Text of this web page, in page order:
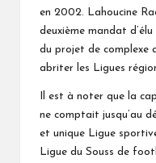
en 2002. Lahoucine
deuxième mandat
du projet de complexe
abriter les Ligues
Il est à noter que la
ne comptait jusqu’au
et unique Ligue
Ligue du Souss de